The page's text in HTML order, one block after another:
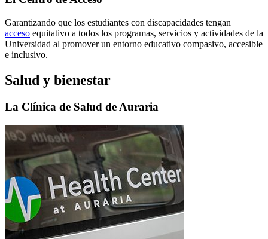
Garantizando que los estudiantes con discapacidades tengan
acceso equitativo a todos los programas, servicios y actividades de la
Universidad al promover un entorno educativo compasivo, accesible
e inclusivo.
Salud y bienestar
La Clínica de Salud de Auraria